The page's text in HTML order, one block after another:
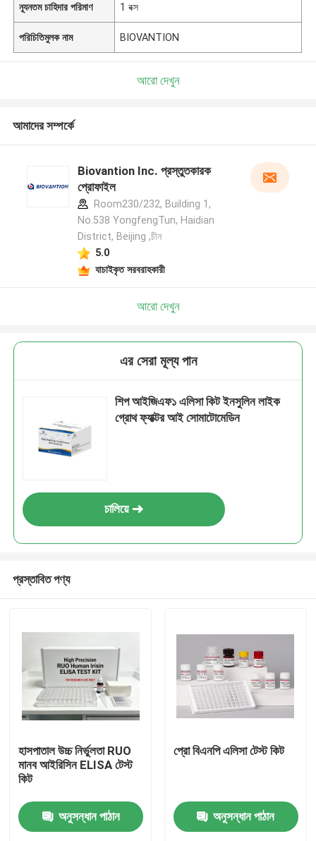
ন্যূনতম চাহিদার পরিমাণ 1 বক্স
পরিচিতিমুলক নাম BIOVANTION
আরো দেখুন
আমাদের সম্পর্কে
Biovantion Inc. প্রস্তুতকারক
প্রোফাইল
Room230/232, Building 1,
No.538 YongfengTun, Haidian
District, Beijing ,চীন
5.0
যাচাইকৃত সরবরাহকারী
আরো দেখুন
এর সেরা মূল্য পান
শিপ আইজিএফ১ এলিসা কিট ইনসুলিন লাইক
গ্রোথ ফ্যাক্টর আই সোমাটোমেডিন
চালিয়ে
প্রস্তাবিত পণ্য
হাসপাতাল উচ্চ নির্ভুলতা RUO
মানব আইরিসিন ELISA টেস্ট
কিট
অনুসন্ধান পাঠান
প্রো বিএনপি এলিসা টেস্ট কিট
অনুসন্ধান পাঠান